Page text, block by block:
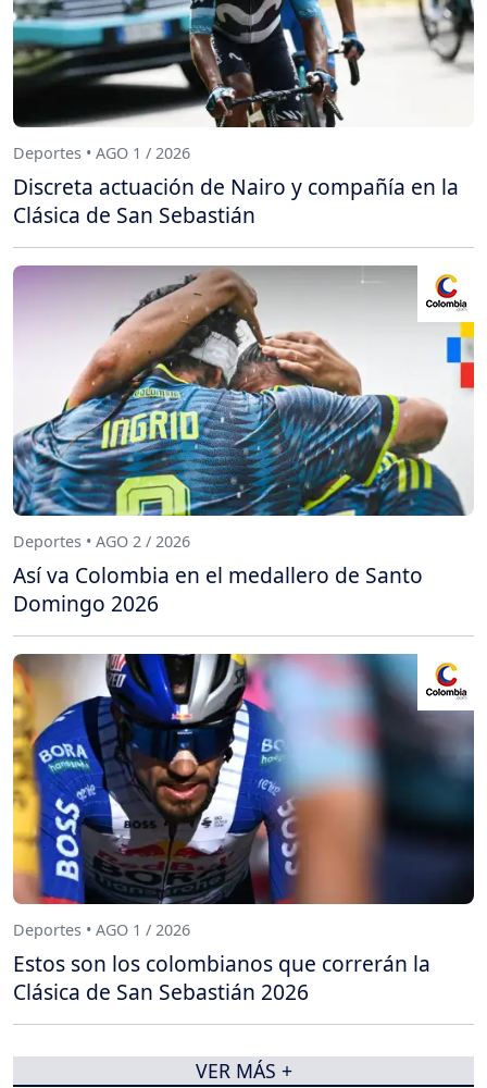
Deportes • AGO 1 / 2026
Discreta actuación de Nairo y compañía en la
Clásica de San Sebastián
Deportes • AGO 2 / 2026
Así va Colombia en el medallero de Santo
Domingo 2026
Deportes • AGO 1 / 2026
Estos son los colombianos que correrán la
Clásica de San Sebastián 2026
VER MÁS +